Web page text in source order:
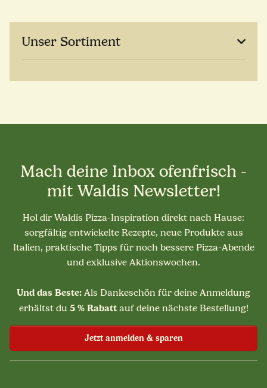
Unser Sortiment
Mach deine Inbox ofenfrisch -
mit Waldis Newsletter!
Hol dir Waldis Pizza-Inspiration direkt nach Hause:
sorgfältig entwickelte Rezepte, neue Produkte aus
Italien, praktische Tipps für noch bessere Pizza-Abende
und exklusive Aktionswochen.
Und das Beste: Als Dankeschön für deine Anmeldung
erhältst du 5 % Rabattauf deine nächste Bestellung!
Jetzt anmelden & sparen